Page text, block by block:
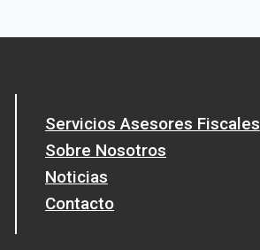
Servicios Asesores Fiscales
Sobre Nosotros
Noticias
Contacto